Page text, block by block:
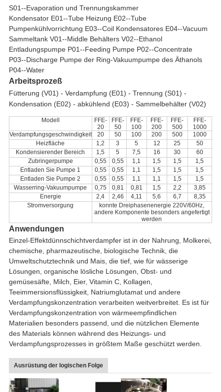
S01--Evaporation und Trennungskammer
Kondensator E01--Tube Heizung E02--Tube
Pumpenkühlvorrichtung E03--Coil Kondensatores E04--Vacuum
Sammeltank V01--Middle Behälters V02--Ethanol
Entladungspumpe P01--Feeding Pumpe P02--Concentrate
P03--Discharge Pumpe der Ring-Vakuumpumpe des Äthanols
P04--Water
Arbeitsprozeß
Fütterung (V01) - Verdampfung (E01) - Trennung (S01) -
Kondensation (E02) - abkühlend (E03) - Sammelbehälter (V02)
Modell
FFE-
20
FFE-
50
FFE-
100
FFE-
200
FFE-
500
FFE-
1000
Verdampfungsgeschwindigkeit
20 50 100 200 500
1000
Heizfläche
1,2 3 5 12 25
50
Kondensierender Bereich
1,5 5 7,5 16 30
60
Zubringerpumpe
0,55 0,55 1,1 1,5 1,5
1,5
Entladen Sie Pumpe 1
0,55 0,55 1,1 1,5 1,5
1,5
Entladen Sie Pumpe 2
0,55 0,55 1,1 1,1 1,5
1,5
Wasserring-Vakuumpumpe
0,75 0,81 0,81 1,5 2,2
3,85
Energie
2,4 2,46 4,11 5,6 6,7
8,35
Stromversorgung
konnte Dreiphasenenergie 220V/60Hz,
andere Komponente besonders angefertigt
werden
Anwendungen
Einzel-Effektdünnschichtverdampfer ist in der Nahrung, Molkerei,
chemische, pharmazeutische, biologische Technik, die
Umweltschutztechnik und Mais, die tief, wie für wässerige
Lösungen, organische lösliche Lösungen, Obst- und
gemüsesäfte, Milch, Eier, Vitamin C, Kollagen,
Teeimmersionsflüssigkeit, Natriumglutamat und andere
Verdampfungskonzentration verarbeiten weitverbreitet. Es ist für
Verdampfungskonzentration von wärmeempfindlichen
Materialien besonders passend, und die nützlichen Elemente
des Materials können während des Heizungs- und
Verdampfungsprozesses in größtem Maße geschützt werden.
Ausrüstung der logischen Folge